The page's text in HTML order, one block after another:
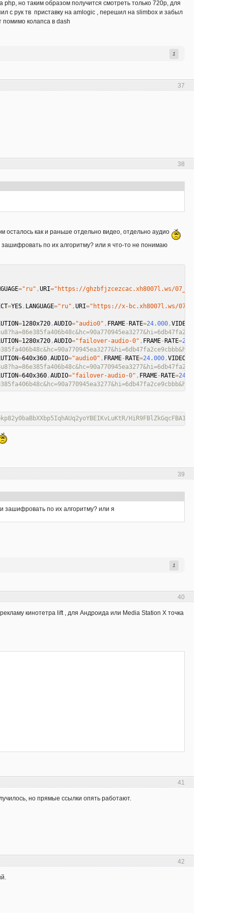
но таким образом получится смотреть только 720р, для
с рук тв приставку на amlogic , перешил на slimbox и забыл
помимо колапса в dash
1
37
38
осталось как и раньше отдельно видео, отдельно аудио
по их алгоритму? или я что-то не понимаю
="ru" ,URI="https://ghzbfjzcezcac.xh8007l.ws/07_02_25/07/02/23/
=YES, LANGUAGE="ru" ,URI="https://x-bc.xh8007l.ws/07_02_25/07/02/23/
=1280x720,AUDIO="audio0" , FRAME-RATE=24.000,VIDEO
=1280x720,AUDIO="failover-audio-0" , FRAME-RATE=24.000
=640x360,AUDIO="audio0" , FRAME-RATE=24.000,VIDEO
=640x360,AUDIO="failover-audio-0" , FRAME-RATE=24.000
39
зашифровать по их алгоритму? или я
1
40
кинотетра lift , для Андроида или Media Station X точка
41
но прямые ссылки опять работают.
42